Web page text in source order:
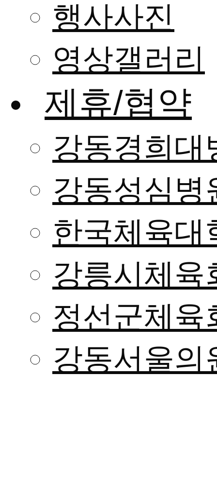
행사사진
영상갤러리
제휴/협약
강동경희대
강동성심병
한국체육대
강릉시체육
정선군체육
강동서울의